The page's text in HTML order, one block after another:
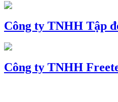
Công ty TNHH Tập
Công ty TNHH